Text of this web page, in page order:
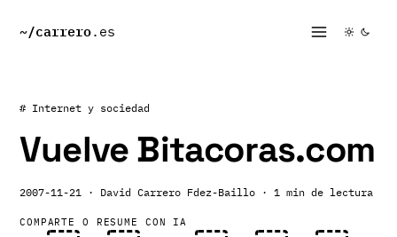
~/carrero.es
# Internet y sociedad
Vuelve Bitacoras.com
2007-11-21 · David Carrero Fdez-Baillo · 1 min de lectura
COMPARTE O RESUME CON IA